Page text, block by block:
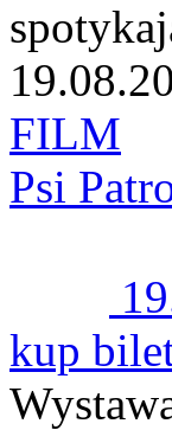
FILM
Psi
kup